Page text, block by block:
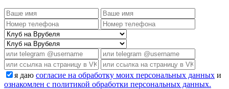
я даю согласие на обработку моих персональных данных и
ознакомлен с политикой обработки персональных данных.